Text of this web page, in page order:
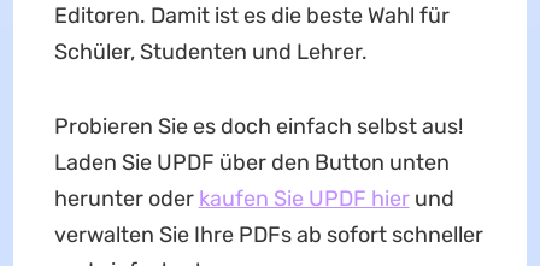
Editoren. Damit ist es die beste Wahl für
Schüler, Studenten und Lehrer.
Probieren Sie es doch einfach selbst aus!
Laden Sie UPDF über den Button unten
herunter oder kaufen Sie UPDF hierund
verwalten Sie Ihre PDFs ab sofort schneller